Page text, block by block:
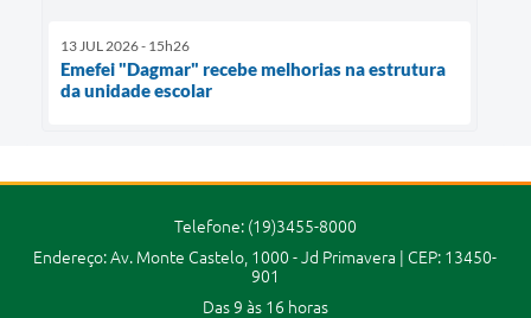
13 JUL 2026 - 15h26
Emefei "Dagmar" recebe melhorias na estrutura
da unidade escolar
Telefone: (19)3455-8000
Endereço: Av. Monte Castelo, 1000 - Jd Primavera | CEP: 13450-
901
Das 9 às 16 horas